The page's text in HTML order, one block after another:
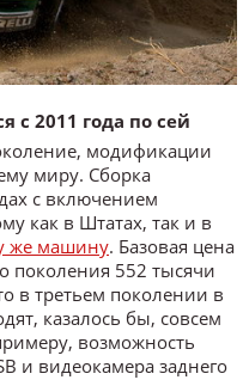
с 2011 года по сей
модификации
миру. Сборка
с включением
как в Штатах, так и в
же машину. Базовая цена
поколения 552 тысячи
в третьем поколении в
казалось бы, совсем
возможность
и видеокамера заднего